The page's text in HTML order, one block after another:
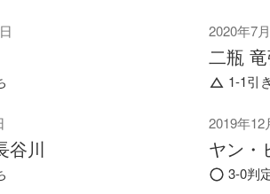
谷川
2020年7
二瓶
1-1引
2019年12
ヤン・
3-0判